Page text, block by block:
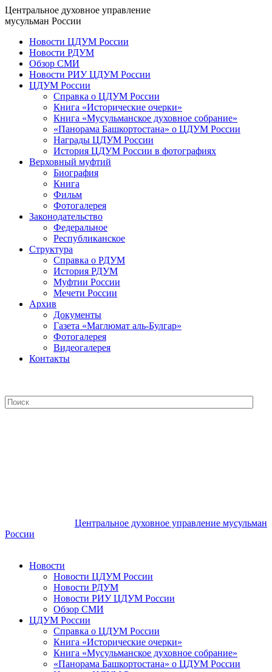
Центральное духовное управление
мусульман России
Новости ЦДУМ России
Новости РДУМ
Обзор СМИ
Новости РИУ ЦДУМ России
ЦДУМ России
Справка о ЦДУМ России
Книга «Исторические очерки»
Книга «Мусульманское духовное собрание»
«Панорама Башкортостана» о ЦДУМ России
Награды ЦДУМ России
История ЦДУМ России в фотографиях
Верховный муфтий
Биография
Книга
Фильм
Фотогалерея
Законодательство
Федеральное
Республиканское
Структура
Справка о РДУМ
История РДУМ
Муфтии России
Мечети России
Архив
Документы
Газета «Маглюмат аль-Булгар»
Фотогалерея
Видеогалерея
Контакты
Центральное духовное управление мусульман
России
Новости
Новости ЦДУМ России
Новости РДУМ
Новости РИУ ЦДУМ России
Обзор СМИ
ЦДУМ России
Справка о ЦДУМ России
Книга «Исторические очерки»
Книга «Мусульманское духовное собрание»
«Панорама Башкортостана» о ЦДУМ России